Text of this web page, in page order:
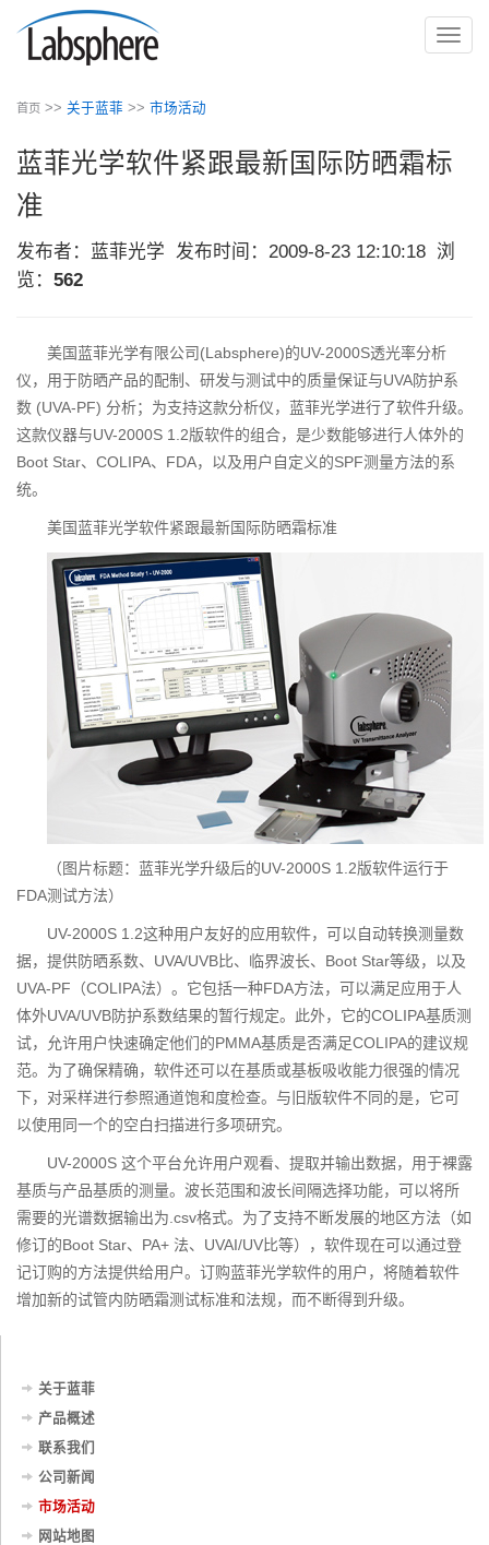
切
首页 >> 关于蓝菲 >> 市场活动
蓝菲光学软件紧跟最新国际防晒霜标
准
发布者：蓝菲光学 发布时间：2009-8-23 12:10:18 浏
览： 562
美国蓝菲光学有限公司(Labsphere)的UV-2000S透光率分析
仪，用于防晒产品的配制、研发与测试中的质量保证与UVA防护系
数 (UVA-PF) 分析；为支持这款分析仪，蓝菲光学进行了软件升级。
这款仪器与UV-2000S 1.2版软件的组合，是少数能够进行人体外的
Boot Star、COLIPA、FDA，以及用户自定义的SPF测量方法的系
统。
美国蓝菲光学软件紧跟最新国际防晒霜标准
（图片标题：蓝菲光学升级后的UV-2000S 1.2版软件运行于
FDA测试方法）
UV-2000S 1.2这种用户友好的应用软件，可以自动转换测量数
据，提供防晒系数、UVA/UVB比、临界波长、Boot Star等级，以及
UVA-PF（COLIPA法）。它包括一种FDA方法，可以满足应用于人
体外UVA/UVB防护系数结果的暂行规定。此外，它的COLIPA基质测
试，允许用户快速确定他们的PMMA基质是否满足COLIPA的建议规
范。为了确保精确，软件还可以在基质或基板吸收能力很强的情况
下，对采样进行参照通道饱和度检查。与旧版软件不同的是，它可
以使用同一个的空白扫描进行多项研究。
UV-2000S 这个平台允许用户观看、提取并输出数据，用于裸露
基质与产品基质的测量。波长范围和波长间隔选择功能，可以将所
需要的光谱数据输出为.csv格式。为了支持不断发展的地区方法（如
修订的Boot Star、PA+ 法、UVAI/UV比等），软件现在可以通过登
记订购的方法提供给用户。订购蓝菲光学软件的用户，将随着软件
增加新的试管内防晒霜测试标准和法规，而不断得到升级。
关于蓝菲
产品概述
联系我们
公司新闻
市场活动
网站地图